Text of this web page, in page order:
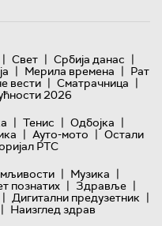
| Свет | Србија данас |
| Мерила времена | Рат
вести | Сматрачница |
2026
| Тенис | Одбојка |
| Ауто-мото | Остали
РТС
| Музика |
познатих | Здравље |
| Дигитални предузетник |
| Наизглед здрав